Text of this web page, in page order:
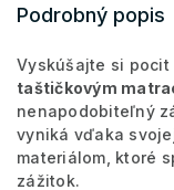
Podrobný popis
Vyskúšajte si
taštičkovým
nenapodobiteľný
vyniká vďaka
materiálom, ktoré
zážitok.